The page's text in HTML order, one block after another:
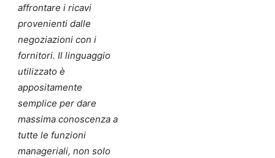
affrontare i ricavi
provenienti dalle
negoziazioni con i
fornitori. Il linguaggio
utilizzato è
appositamente
semplice per dare
massima conoscenza a
tutte le funzioni
manageriali, non solo